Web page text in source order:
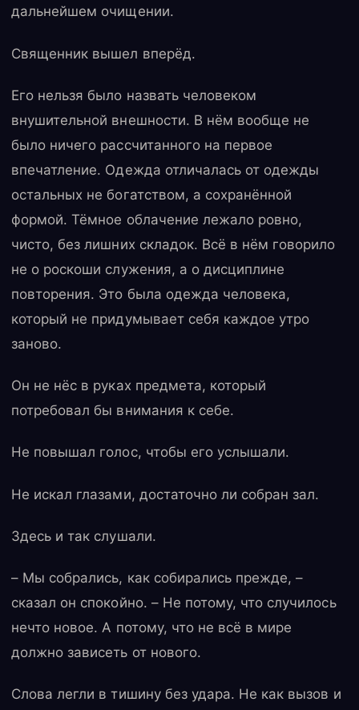
дальнейшем очищении.
Священник вышел вперёд.
Его нельзя было назвать человеком
внушительной внешности. В нём вообще не
было ничего рассчитанного на первое
впечатление. Одежда отличалась от одежды
остальных не богатством, а сохранённой
формой. Тёмное облачение лежало ровно,
чисто, без лишних складок. Всё в нём говорило
не о роскоши служения, а о дисциплине
повторения. Это была одежда человека,
который не придумывает себя каждое утро
заново.
Он не нёс в руках предмета, который
потребовал бы внимания к себе.
Не повышал голос, чтобы его услышали.
Не искал глазами, достаточно ли собран зал.
Здесь и так слушали.
– Мы собрались, как собирались прежде, –
сказал он спокойно. – Не потому, что случилось
нечто новое. А потому, что не всё в мире
должно зависеть от нового.
Слова легли в тишину без удара. Не как вызов и